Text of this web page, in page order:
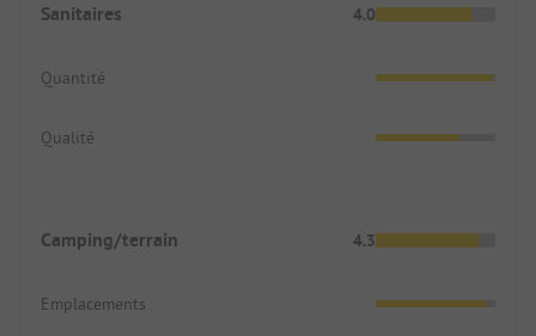
Sanitaires 4.0
Quantité
Qualité
Camping/terrain 4.3
Emplacements